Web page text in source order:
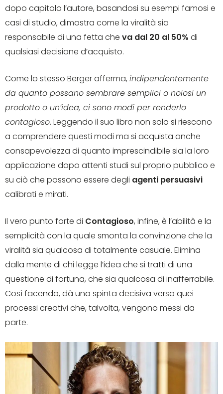
dopo capitolo l’autore, basandosi su esempi famosi e
casi di studio, dimostra come la viralità sia
responsabile di una fetta che va dal 20 al 50% di
qualsiasi decisione d’acquisto.
Come lo stesso Berger afferma, indipendentemente
da quanto possano sembrare semplici o noiosi un
prodotto o un’idea, ci sono modi per renderlo
contagioso. Leggendo il suo libro non solo si riescono
a comprendere questi modi ma si acquista anche
consapevolezza di quanto imprescindibile sia la loro
applicazione dopo attenti studi sul proprio pubblico e
su ciò che possono essere degli agenti persuasivi
calibrati e mirati.
Il vero punto forte di Contagioso, infine, è l’abilità e la
semplicità con la quale smonta la convinzione che la
viralità sia qualcosa di totalmente casuale. Elimina
dalla mente di chi legge l’idea che si tratti di una
questione di fortuna, che sia qualcosa di inafferrabile.
Così facendo, dà una spinta decisiva verso quei
processi creativi che, talvolta, vengono messi da
parte.